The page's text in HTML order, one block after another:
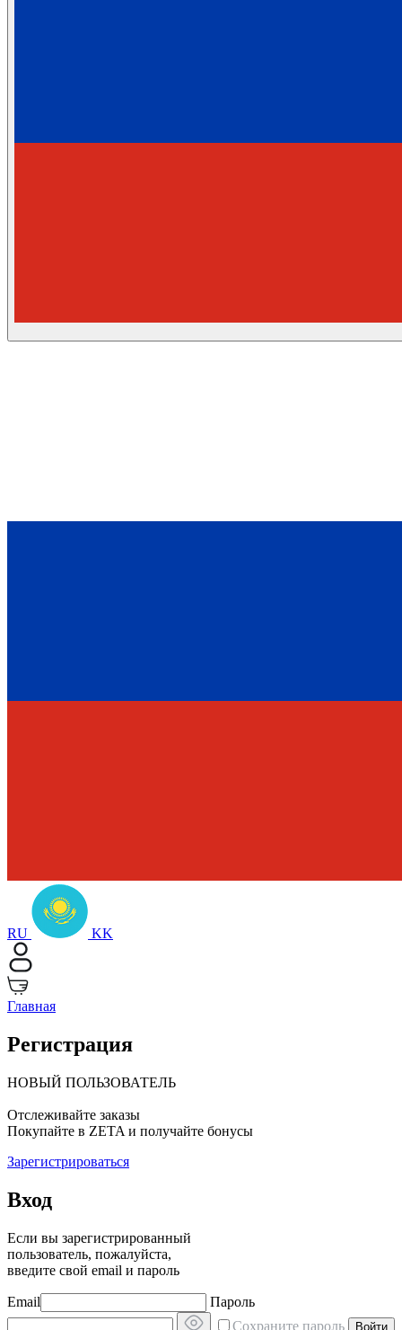
RU KK
Главная
Регистрация
НОВЫЙ ПОЛЬЗОВАТЕЛЬ
Отслеживайте заказы
Покупайте в ZETA и получайте бонусы
Зарегистрироваться
Вход
Если вы зарегистрированный
пользователь, пожалуйста,
введите свой email и пароль
Email
Пароль
Сохраните пароль
Войти